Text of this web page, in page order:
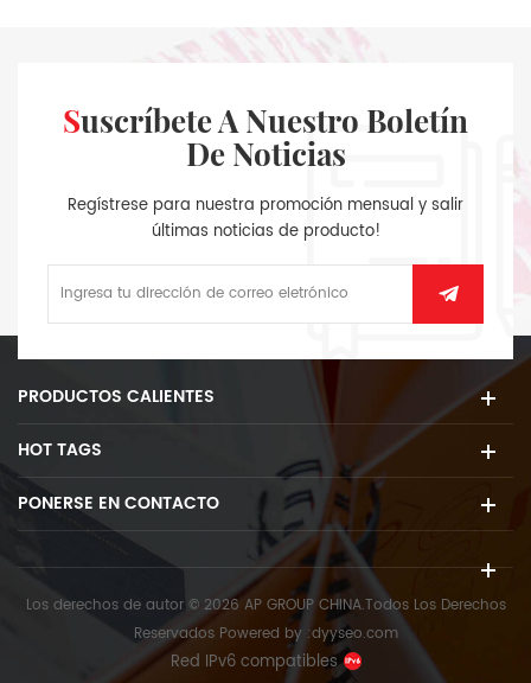
Suscríbete A Nuestro Boletín
De Noticias
Regístrese para nuestra promoción mensual y salir
últimas noticias de producto!
PRODUCTOS CALIENTES
HOT TAGS
PONERSE EN CONTACTO
Los derechos de autor © 2026 AP GROUP CHINA.Todos Los Derechos
Reservados Powered by :dyyseo.com
Red IPv6 compatibles